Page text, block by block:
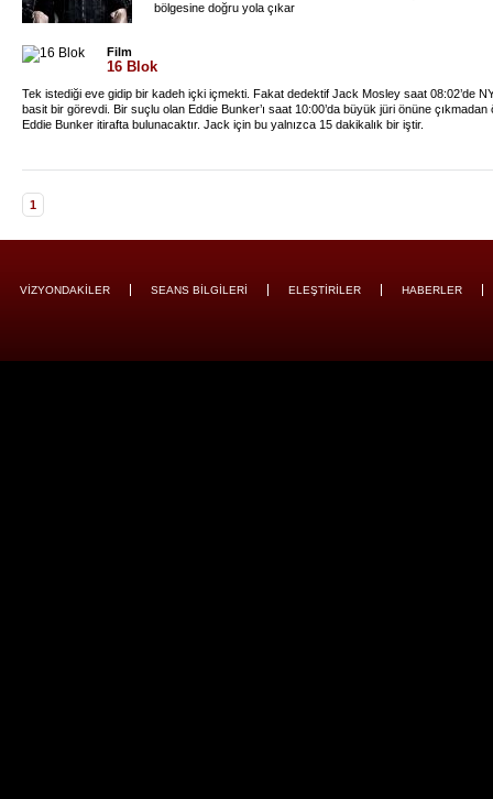
bölgesine doğru yola çıkar
Film
16 Blok
Tek istediği eve gidip bir kadeh içki içmekti. Fakat dedektif Jack Mosley saat 08:02’de
basit bir görevdi. Bir suçlu olan Eddie Bunker’ı saat 10:00’da büyük jüri önüne
Eddie Bunker itirafta bulunacaktır. Jack için bu yalnızca 15 dakikalık bir iştir.
1
VİZYONDAKİLER SEANS BİLGİLERİ ELEŞTİRİLER HABERLER